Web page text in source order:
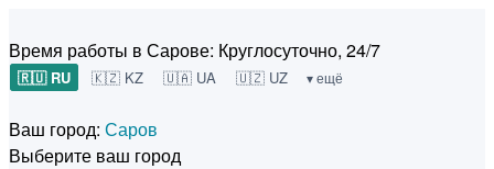
Время работы в Сарове: Круглосуточно, 24/7
🇷🇺 RU 🇰🇿 KZ 🇺🇦 UA 🇺🇿 UZ ▾ ещё
Ваш город: Саров
Выберите ваш город